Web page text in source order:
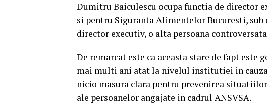
Dumitru Baiculescu ocupa functia de director
si pentru Siguranta Alimentelor Bucuresti,
director executiv, o alta persoana
De remarcat este ca aceasta stare de fapt
mai multi ani atat la nivelul institutiei in
nicio masura clara pentru prevenirea
ale persoanelor angajate in cadrul ANSVSA.